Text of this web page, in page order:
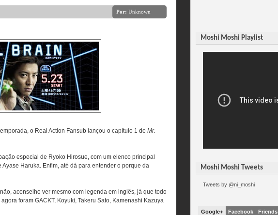
Por: Unknown
o Real Action Fansub lançou o capítulo 1 de Mr.
especial de Ryoko Hirosue, com um elenco principal
Haruka. Enfim, até dá para entender o porque da
aconselho ver mesmo com legenda em inglês, já que todo
foram GACKT, Koyuki, Takeru Sato, Kamenashi Kazuya
Moshi Moshi Playlist
Moshi Moshi Tweets
Tweets by @ni_moshi
Google+ Facebook Friends